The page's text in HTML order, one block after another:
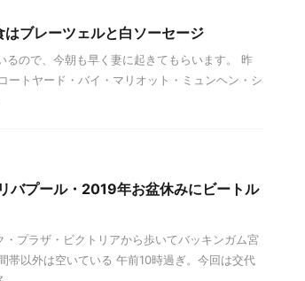
ブレーツェルと白ソーセージ
ので、今朝も早く妻に起きてもらいます。 昨
ートヤード・バイ・マリオット・ミュンヘン・シ
バプール・2019年お盆休みにビートル
プラザ・ビクトリアから歩いてバッキンガム宮
帯以外は空いている 午前10時過ぎ。今回は交代